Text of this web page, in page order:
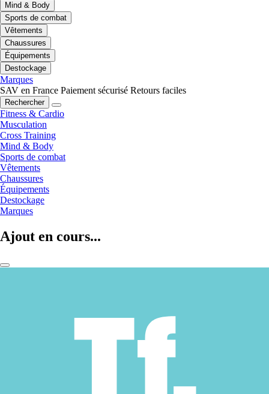
Mind & Body
Sports de combat
Vêtements
Chaussures
Équipements
Destockage
Marques
SAV en France Paiement sécurisé Retours faciles
Rechercher
Fitness & Cardio
Musculation
Cross Training
Mind & Body
Sports de combat
Vêtements
Chaussures
Équipements
Destockage
Marques
Ajout en cours...